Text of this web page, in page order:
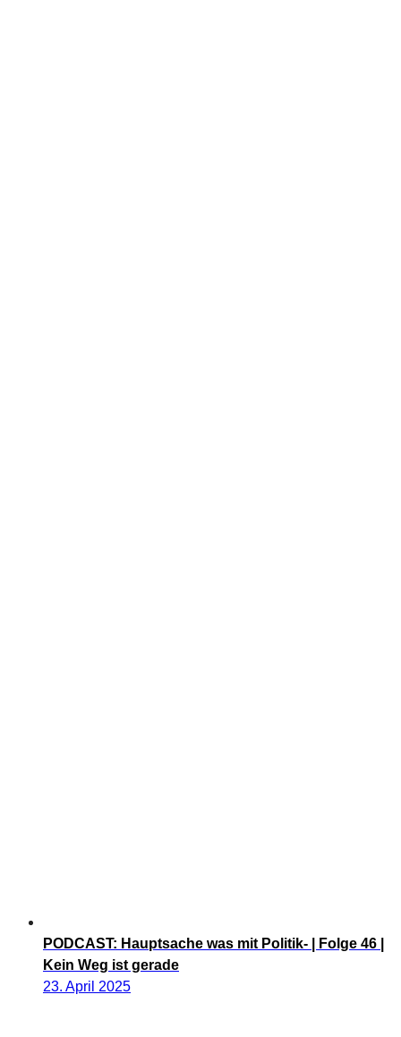
PODCAST: Hauptsache was mit Politik- | Folge 46 |
Kein Weg ist gerade
23. April 2025